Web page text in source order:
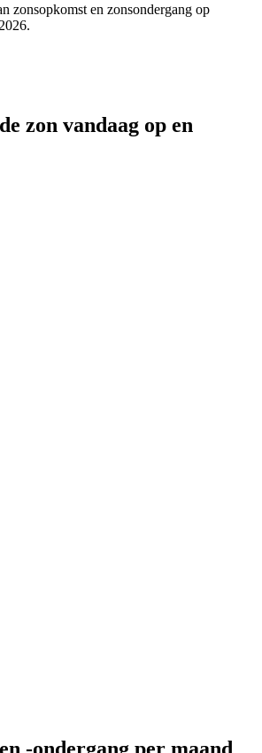
zonsopkomst en zonsondergang op
zon vandaag op en
-ondergang per maand